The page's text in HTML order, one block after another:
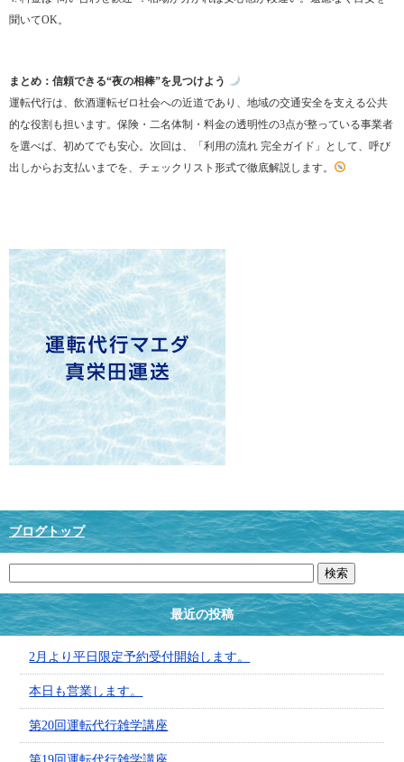
聞いてOK。
まとめ：信頼できる“夜の相棒”を見つけよう
運転代行は、飲酒運転ゼロ社会への近道であり、地域の交通安全を支える公共
的な役割も担います。保険・二名体制・料金の透明性の3点が整っている事業者
を選べば、初めてでも安心。次回は、「利用の流れ 完全ガイド」として、呼び
出しからお支払いまでを、チェックリスト形式で徹底解説します。
ブログトップ
最近の投稿
2月より平日限定予約受付開始します。
本日も営業します。
第20回運転代行雑学講座